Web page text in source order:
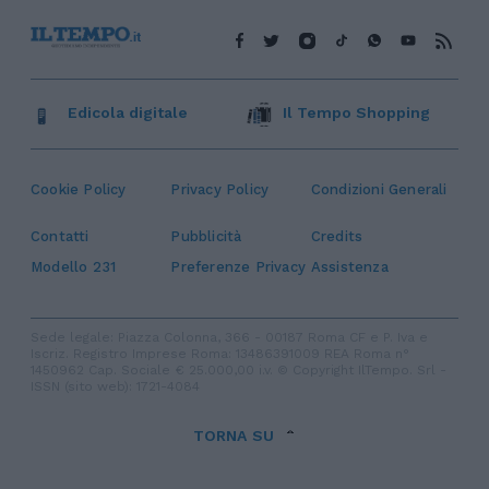
Cookie Policy Privacy Policy Condizioni Generali
Contatti Pubblicità
Credits
Modello 231
Preferenze Privacy Assistenza
Edicola digitale Il Tempo Shopping
TORNA SU